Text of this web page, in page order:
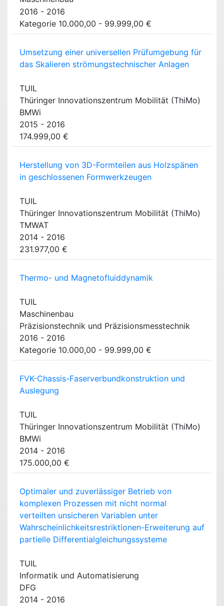
2016 - 2016
Kategorie 10.000,00 - 99.999,00 €
Umsetzung einer universellen Prüfumgebung für
das Skalieren strömungstechnischer Anlagen
TUIL
Thüringer Innovationszentrum Mobilität (ThiMo)
BMWi
2015 - 2016
174.999,00 €
Herstellung von 3D-Formteilen aus Holzspänen
in geschlossenen Formwerkzeugen
TUIL
Thüringer Innovationszentrum Mobilität (ThiMo)
TMWAT
2014 - 2016
231.977,00 €
Thermo- und Magnetofluiddynamik
TUIL
Maschinenbau
Präzisionstechnik und Präzisionsmesstechnik
2016 - 2016
Kategorie 10.000,00 - 99.999,00 €
FVK-Chassis-Faserverbundkonstruktion und
Auslegung
TUIL
Thüringer Innovationszentrum Mobilität (ThiMo)
BMWi
2014 - 2016
175.000,00 €
Optimaler und zuverlässiger Betrieb von
komplexen Prozessen mit nicht normal
verteilten unsicheren Variablen unter
Wahrscheinlichkeitsrestriktionen-Erweiterung auf
partielle Differentialgleichungssysteme
TUIL
Informatik und Automatisierung
DFG
2014 - 2016